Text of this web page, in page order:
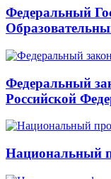
Федеральный
Федеральный
Российской
Национальный